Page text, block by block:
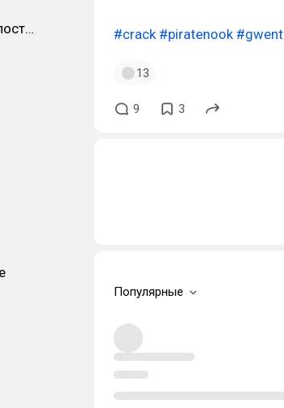
Ночной музпостинг #crack #piratenook #gwent
13
9 3
Популярные